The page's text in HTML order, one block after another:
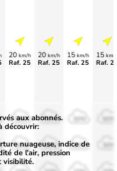
20 km/h
Raf. 25
20 km/h
Raf. 25
15 km/h
Raf. 25
15 km/
Raf.
50%
30%
50%
30%
50%
30%
aux abonnés.
découvrir:
nuageuse, indice de
de l'air, pression
visibilité.